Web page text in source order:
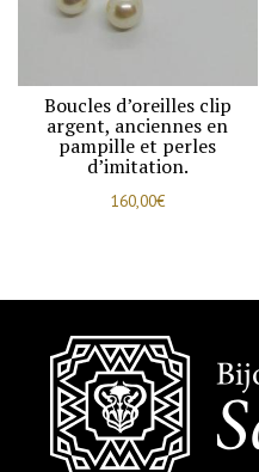
Boucles d’oreilles clip
argent, anciennes en
pampille et perles
d’imitation.
160,00€